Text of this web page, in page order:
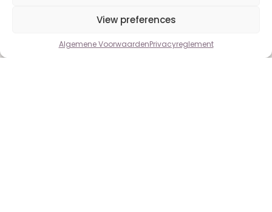
View preferences
Algemene VoorwaardenPrivacyreglement
Contact us